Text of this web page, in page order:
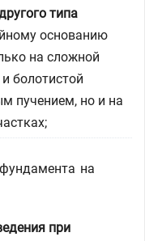
типа
основанию
на сложной
болотистой
пучением, но и на
при